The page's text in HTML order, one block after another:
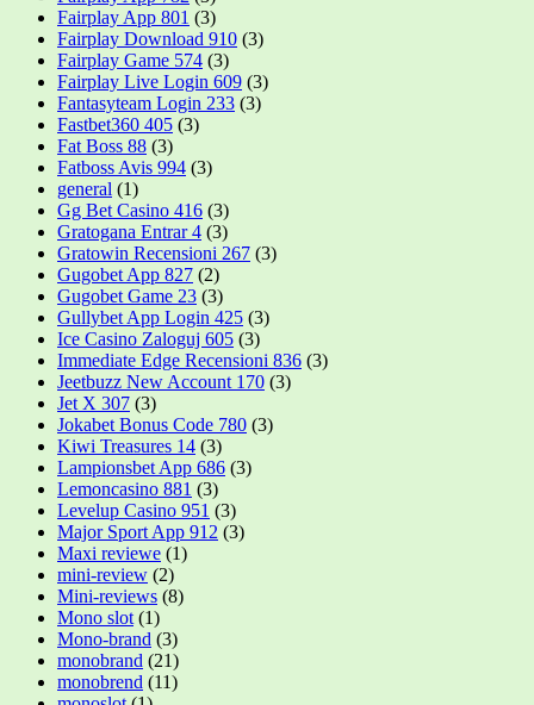
Fairplay App 801 (3)
Fairplay Download 910 (3)
Fairplay Game 574 (3)
Fairplay Live Login 609 (3)
Fantasyteam Login 233 (3)
Fastbet360 405 (3)
Fat Boss 88 (3)
Fatboss Avis 994 (3)
general (1)
Gg Bet Casino 416 (3)
Gratogana Entrar 4 (3)
Gratowin Recensioni 267 (3)
Gugobet App 827 (2)
Gugobet Game 23 (3)
Gullybet App Login 425 (3)
Ice Casino Zaloguj 605 (3)
Immediate Edge Recensioni 836 (3)
Jeetbuzz New Account 170 (3)
Jet X 307 (3)
Jokabet Bonus Code 780 (3)
Kiwi Treasures 14 (3)
Lampionsbet App 686 (3)
Lemoncasino 881 (3)
Levelup Casino 951 (3)
Major Sport App 912 (3)
Maxi reviewe (1)
mini-review (2)
Mini-reviews (8)
Mono slot (1)
Mono-brand (3)
monobrand (21)
monobrend (11)